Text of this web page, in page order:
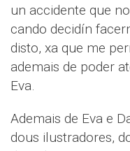
un accidente que
cando decidín
disto, xa que me
ademais de poder
Eva.
Ademais de Eva e
dous ilustradores,